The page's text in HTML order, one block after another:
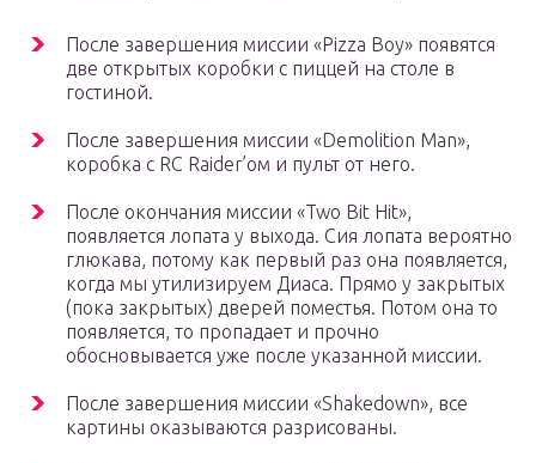
После завершения миссии «Pizza Boy» появятся
две открытых коробки с пиццей на столе в
гостиной.
После завершения миссии «Demolition Man»,
коробка с RC Raider’ом и пульт от него.
После окончания миссии «Two Bit Hit»,
появляется лопата у выхода. Сия лопата вероятно
глюкава, потому как первый раз она появляется,
когда мы утилизируем Диаса. Прямо у закрытых
(пока закрытых) дверей поместья. Потом она то
появляется, то пропадает и прочно
обосновывается уже после указанной миссии.
После завершения миссии «Shakedown», все
картины оказываются разрисованы.